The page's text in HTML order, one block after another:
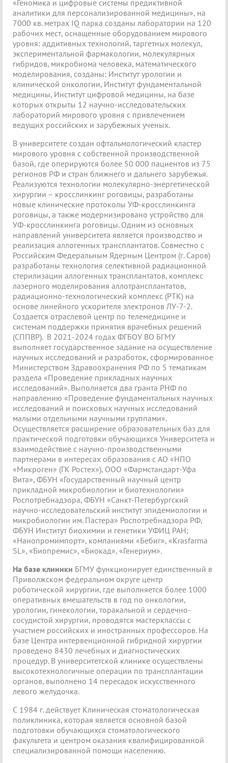
«Геномика и цифровые системы предиктивной
аналитики для персонализированной медицины», на
7000 кв. метрах IQ парка созданы лаборатории на 120
рабочих мест, оснащенные оборудованием мирового
уровня: аддитивных технологий, таргетных молекул,
экспериментальной фармакологии, молекулярных
гибридов, микробиома человека, математического
моделирования, созданы: Институт урологии и
клинической онкологии, Институт фундаментальной
медицины, Институт цифровой медицины, на базе
которых открыты 12 научно-исследовательских
лабораторий мирового уровня с привлечением
ведущих российских и зарубежных ученых.
В университете создан офтальмологический кластер
мирового уровня с собственной производственной
базой, где оперируются более 50 000 пациентов из 75
регионов РФ и стран ближнего и дальнего зарубежья.
Реализуются технологии молекулярно-энергетической
хирургии – кросслинкинг роговицы, разработаны
новые клинические протоколы УФ-кросслинкинга
роговицы, а также модернизировано устройство для
УФ-кросслинкинга роговицы. Одним из основных
направлений университета является производство и
реализация аллогенных трансплантатов. Совместно с
Российским Федеральным Ядерным Центром (г. Саров)
разработаны технология селективной радиационной
стерилизации аллогенных трансплантатов, комплекс
лазерного моделирования аллотрансплантатов,
радиационно-технологический комплекс (РТК) на
основе линейного ускорителя электронов ЛУ-7-2.
Создается отраслевой центр по телемедицине и
системам поддержки принятия врачебных решений
(СППВР). В 2021-2024 годах ФГБОУ ВО БГМУ
выполняет государственное задание на осуществление
научных исследований и разработок, сформированное
Министерством Здравоохранения РФ по 5 тематикам
раздела «Проведение прикладных научных
исследований». Выполняется два гранта РНФ по
направлению «Проведение фундаментальных научных
исследований и поисковых научных исследований
малыми отдельными научными группами».
Осуществляется расширение образовательных баз для
практической подготовки обучающихся Университета и
взаимодействие с научно-производственными
партнерами в интересах образования с АО «НПО
«Микроген» (ГК Ростех»), ООО «Фармстандарт-Уфа
Вита», ФБУН «Государственный научный центр
прикладной микробиологии и биотехнологии»
Роспотребнадзора, ФБУН «Санкт-Петербургский
научно-исследовательский институт эпидемиологии и
микробиологии им. Пастера» Роспотребнадзора РФ,
ФБУН Институт биохимии и генетики УФИЦ РАН;
«Нанопромимпорт», компаниями «Бебиг», «Krasfarma
SL», «Биопремис», «Биокад», «Генериум».
На базе клиники БГМУ функционирует единственный в
Приволжском федеральном округе центр
роботической хирургии, где выполняется более 1000
оперативных вмешательств в год по онкологии,
урологии, гинекологии, торакальной и сердечно-
сосудистой хирургии, проводятся мастерклассы с
участием российских и иностранных профессоров. На
базе Центра интервенционной гибридной хирургии
проведено 8430 лечебных и диагностических
процедур. В университетской клинике осуществлены
высокотехнологичные операции по трансплантации
органов, выполнено 14 пересадок искусственного
левого желудочка.
С 1984 г. действует Клиническая стоматологическая
поликлиника, которая является основной базой
подготовки обучающихся стоматологического
факультета и центром оказания квалифицированной
специализированной помощи населению.